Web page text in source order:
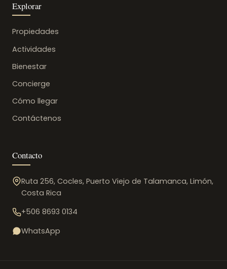
Explorar
Propiedades
Actividades
Bienestar
Concierge
Cómo llegar
Contáctenos
Contacto
Ruta 256, Cocles, Puerto Viejo de Talamanca, Limón,
Costa Rica
+506 8693 0134
WhatsApp